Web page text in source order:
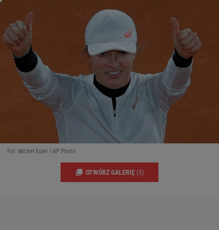
Fot. Michel Euler / AP Photo
OTWÓRZ GALERIĘ (3)